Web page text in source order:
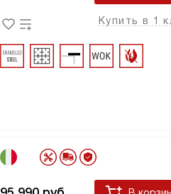
Купить в 1